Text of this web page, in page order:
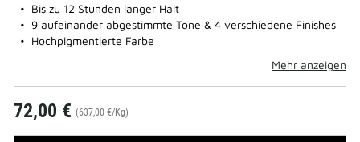
Bis zu 12 Stunden langer Halt
9 aufeinander abgestimmte Töne & 4 verschiedene Finishes
Hochpigmentierte Farbe
Mehr anzeigen
72,00 € (637,00 €/Kg)